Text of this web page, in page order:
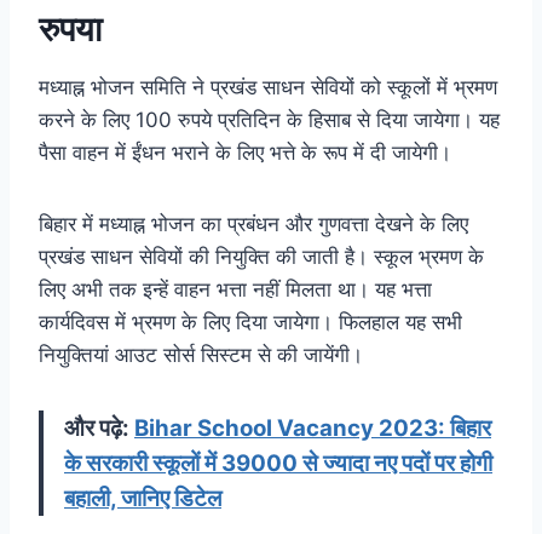
रुपया
मध्याह्न भोजन समिति ने प्रखंड साधन सेवियों को स्कूलों में भ्रमण
करने के लिए 100 रुपये प्रतिदिन के हिसाब से दिया जायेगा। यह
पैसा वाहन में ईंधन भराने के लिए भत्ते के रूप में दी जायेगी।
बिहार में मध्याह्न भोजन का प्रबंधन और गुणवत्ता देखने के लिए
प्रखंड साधन सेवियों की नियुक्ति की जाती है। स्कूल भ्रमण के
लिए अभी तक इन्हें वाहन भत्ता नहीं मिलता था। यह भत्ता
कार्यदिवस में भ्रमण के लिए दिया जायेगा। फिलहाल यह सभी
नियुक्तियां आउट सोर्स सिस्टम से की जायेंगी।
और पढ़े: Bihar School Vacancy 2023: बिहार
के सरकारी स्कूलों में 39000 से ज्यादा नए पदों पर होगी
बहाली, जानिए डिटेल